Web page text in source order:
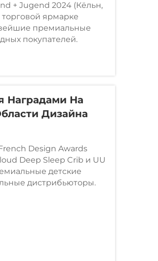
+ Jugend 2024 (Кёльн,
ярмарке
премиальные
покупателей.
Наградами На
Дизайна
Design Awards
Deep Sleep Crib и UU
детские
дистрибьюторы.